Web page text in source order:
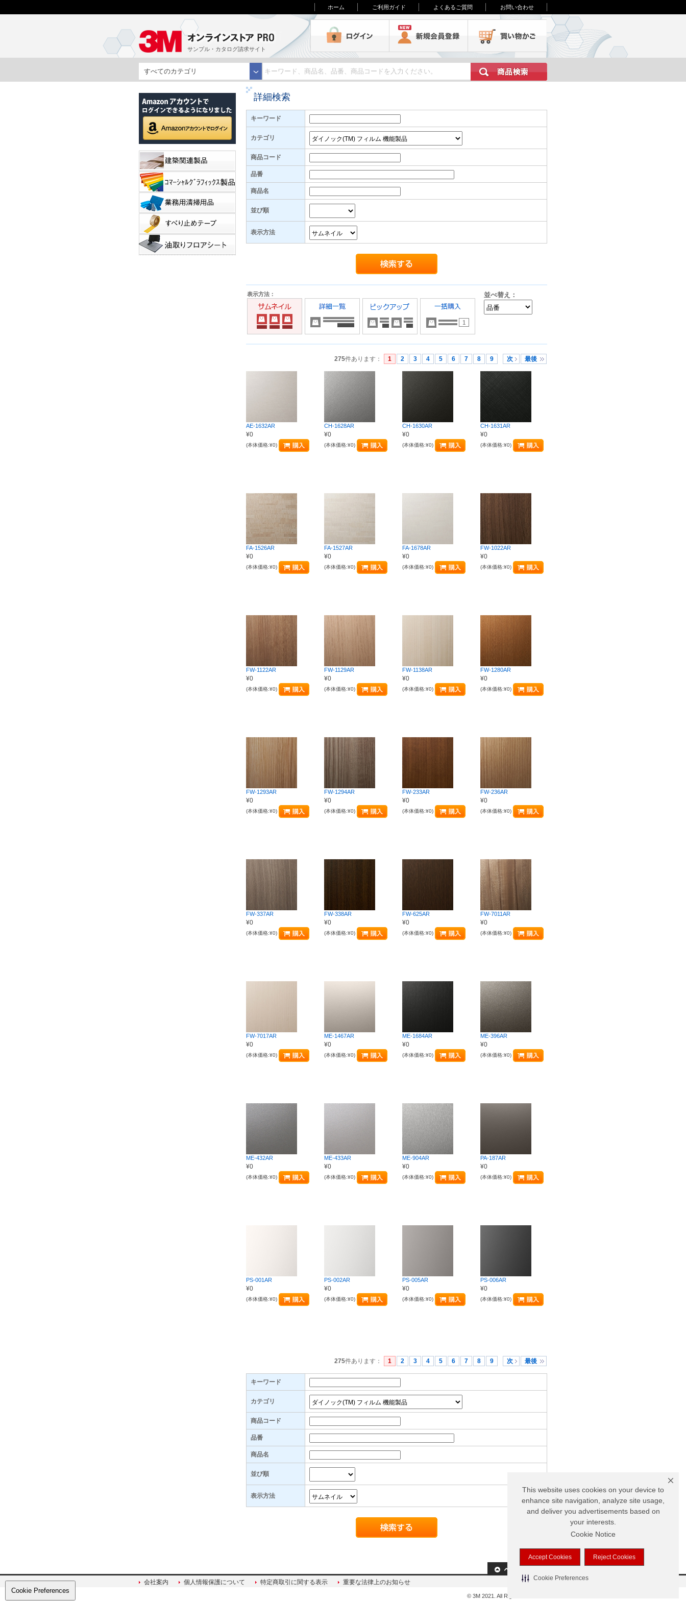
This website uses cookies on your device to
enhance site navigation, analyze site usage,
and deliver you advertisements based on
your interests.
Cookie Notice
Accept Cookies Reject Cookies
Cookie Preferences
ホーム ご利用ガイド よくあるご質問 お問い合わせ
サンプル・カタログ請求サイト
買い物かご
すべてのカテゴリ
詳細検索
キーワード
カテゴリ
商品コード
品番
商品名
並び順
表示方法
表示方法： 並べ替え：
275件あります ： 1 2 3 4 5 6 7 8 9 次 最後
AE-1632AR
¥0
(本体価格:¥0)
CH-1628AR
¥0
(本体価格:¥0)
CH-1630AR
¥0
(本体価格:¥0)
CH-1631AR
¥0
(本体価格:¥0)
FA-1526AR
¥0
(本体価格:¥0)
FA-1527AR
¥0
(本体価格:¥0)
FA-1678AR
¥0
(本体価格:¥0)
FW-1022AR
¥0
(本体価格:¥0)
FW-1122AR
¥0
(本体価格:¥0)
FW-1129AR
¥0
(本体価格:¥0)
FW-1138AR
¥0
(本体価格:¥0)
FW-1280AR
¥0
(本体価格:¥0)
FW-1293AR
¥0
(本体価格:¥0)
FW-1294AR
¥0
(本体価格:¥0)
FW-233AR
¥0
(本体価格:¥0)
FW-236AR
¥0
(本体価格:¥0)
FW-337AR
¥0
(本体価格:¥0)
FW-338AR
¥0
(本体価格:¥0)
FW-625AR
¥0
(本体価格:¥0)
FW-7011AR
¥0
(本体価格:¥0)
FW-7017AR
¥0
(本体価格:¥0)
ME-1467AR
¥0
(本体価格:¥0)
ME-1684AR
¥0
(本体価格:¥0)
ME-396AR
¥0
(本体価格:¥0)
ME-432AR
¥0
(本体価格:¥0)
ME-433AR
¥0
(本体価格:¥0)
ME-904AR
¥0
(本体価格:¥0)
PA-187AR
¥0
(本体価格:¥0)
PS-001AR
¥0
(本体価格:¥0)
PS-002AR
¥0
(本体価格:¥0)
PS-005AR
¥0
(本体価格:¥0)
PS-006AR
¥0
(本体価格:¥0)
275件あります ： 1 2 3 4 5 6 7 8 9 次 最後
キーワード
カテゴリ
商品コード
品番
商品名
並び順
表示方法
会社案内 個人情報保護について 特定商取引に関する表示 重要な法律上のお知らせ
© 3M 2021. All Rights Reserved.
Cookie Preferences